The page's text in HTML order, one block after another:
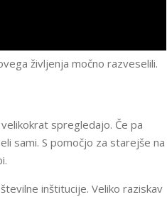
življenja močno razveselili.
spregledajo. Če pa
sami. S pomočjo za starejše na
inštitucije. Veliko raziskav